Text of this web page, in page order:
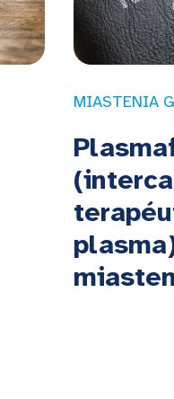
MIASTENIA